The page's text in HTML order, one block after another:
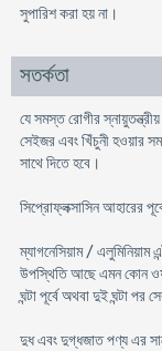
সুপারিশ করা হয় না।
সতর্কতা
যে সমস্ত রোগীর
সেইজর এবং খিঁচুনী হওয়ার
সাথে দিতে হবে।
সিপ্রোফ্লক্সাসিন আহারের
ম্যাগনেসিয়াম /
উপস্থিতি আছে এমন কোন
ঘন্টা পূর্বে অথবা দুই ঘন্টা পর
দুধ এবং দুগ্ধজাত পণ্য এর